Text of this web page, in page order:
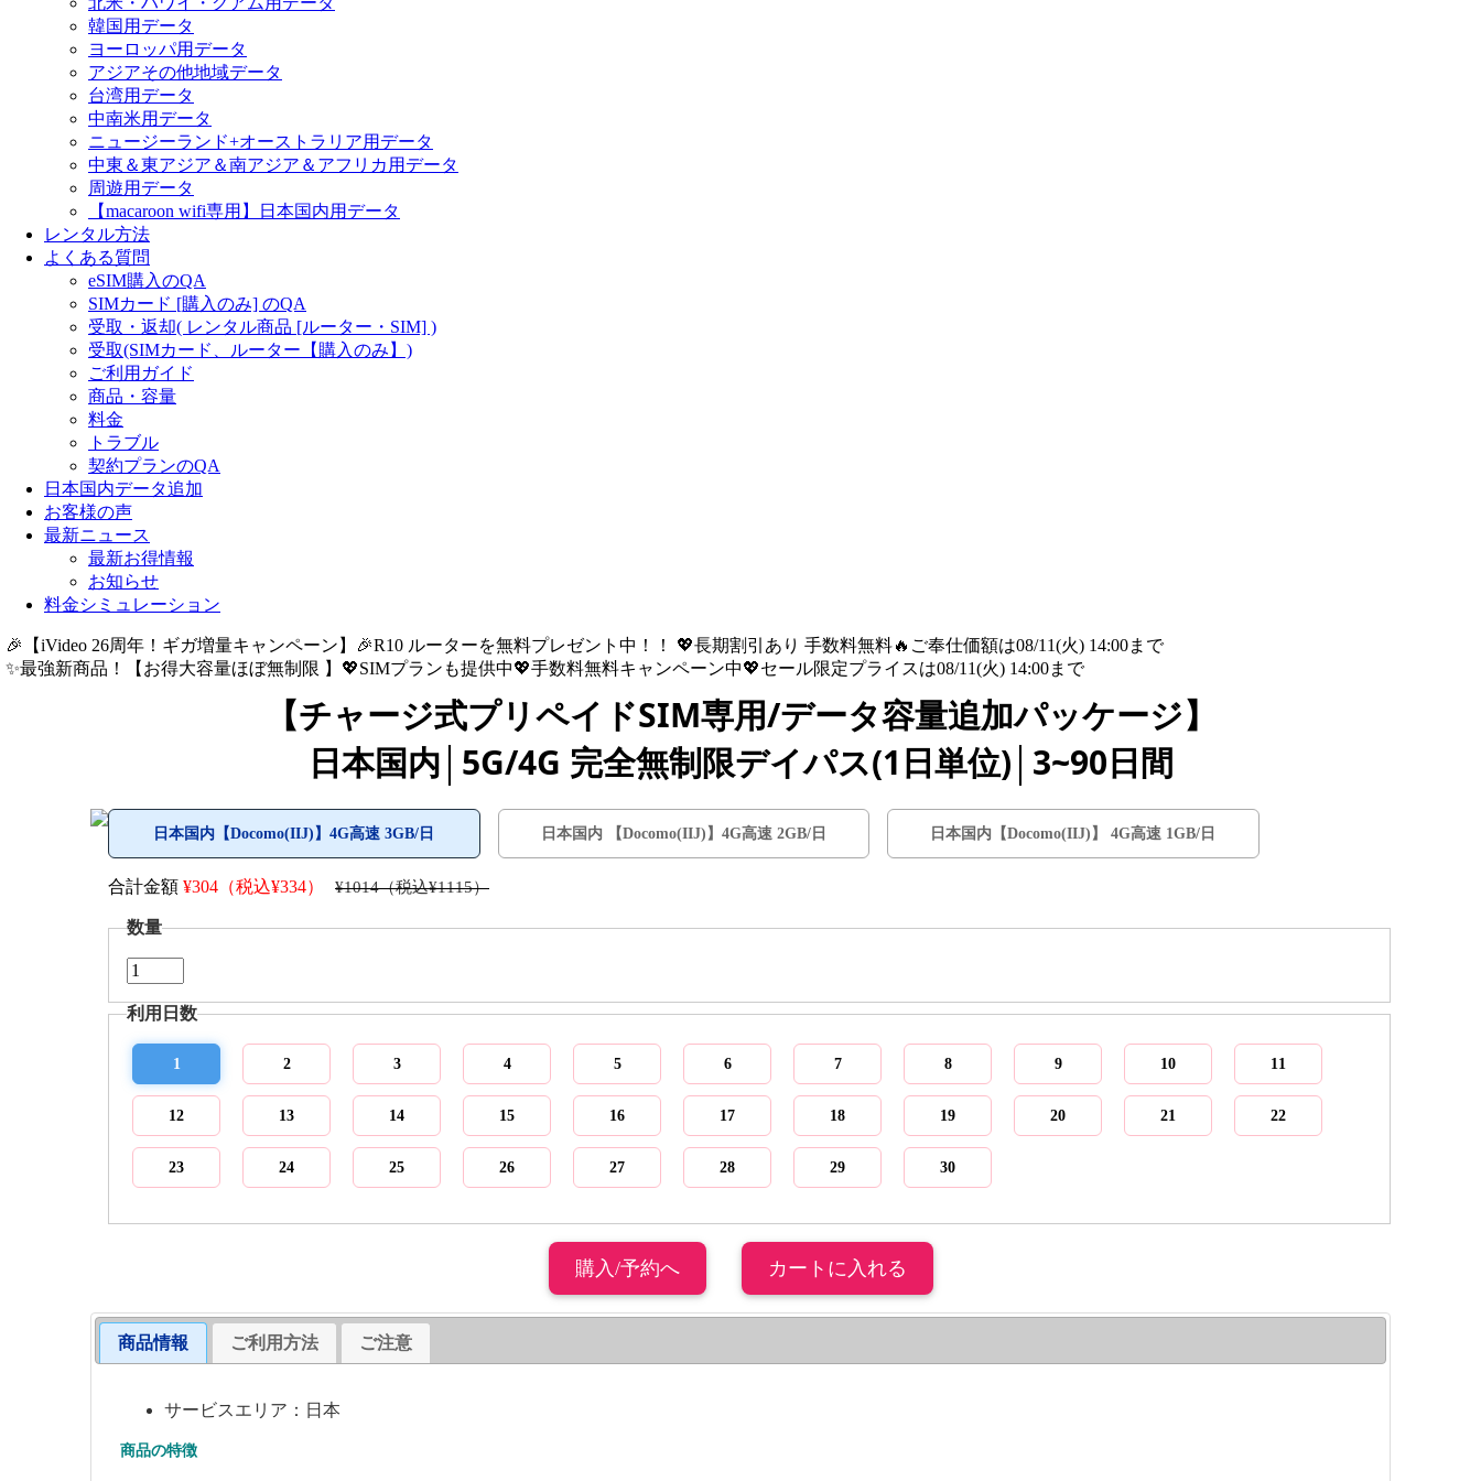
韓国用データ
ヨーロッパ用データ
アジアその他地域データ
台湾用データ
中南米用データ
ニュージーランド+オーストラリア用データ
中東＆東アジア＆南アジア＆アフリカ用データ
周遊用データ
【macaroon wifi専用】日本国内用データ
レンタル方法
よくある質問
eSIM購入のQA
SIMカード [購入のみ] のQA
受取・返却( レンタル商品 [ルーター・SIM] )
受取(SIMカード、ルーター【購入のみ】)
ご利用ガイド
商品・容量
料金
トラブル
契約プランのQA
日本国内データ追加
お客様の声
最新ニュース
最新お得情報
お知らせ
料金シミュレーション
🎉【iVideo 26周年！ギガ増量キャンペーン】🎉R10 ルーターを無料プレゼント中！！ 💖長期割引あり 手数料無料🔥ご奉仕価額は08/11(火) 14:00まで
✨️最強新商品！【お得大容量ほぼ無制限 】💖SIMプランも提供中💖手数料無料キャンペーン中💖セール限定プライスは08/11(火) 14:00まで
【チャージ式プリペイドSIM専用/データ容量追加パッケージ】
日本国内│5G/4G 完全無制限デイパス(1日単位)│3~90日間
日本国内【Docomo(IIJ)】4G高速 3GB/日 日本国内 【Docomo(IIJ)】4G高速 2GB/日 日本国内【Docomo(IIJ)】 4G高速 1GB/日
合計金額 ¥304（税込¥334） ¥1014（税込¥1115）
数量
利用日数
1 2 3 4 5 6 7 8 9 10 11
12 13 14 15 16 17 18 19 20 21 22
23 24 25 26 27 28 29 30
商品情報 ご利用方法 ご注意
サービスエリア：日本
商品の特徴